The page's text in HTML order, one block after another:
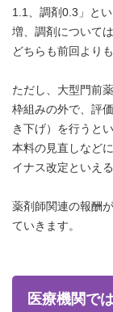
1.1、調剤0.3」と
増、調剤について
どちらも前回より
ただし、大型門前
枠組みの外で、評
き下げ）を行うと
本料の見直しなど
イナス改定といえ
薬剤師関連の報酬
ていきます。
医療機関で